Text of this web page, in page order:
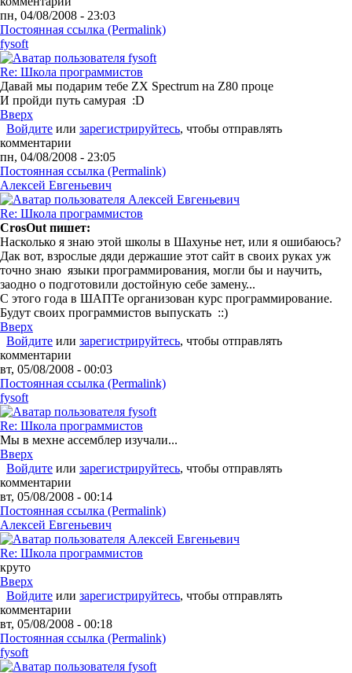
пн, 04/08/2008 - 23:03
Постоянная ссылка (Permalink)
fysoft
Re: Школа программистов
Давай мы подарим тебе ZX Spectrum на Z80 проце
И пройди путь самурая :D
Вверх
Войдите или зарегистрируйтесь, чтобы отправлять
комментарии
пн, 04/08/2008 - 23:05
Постоянная ссылка (Permalink)
Алексей Евгеньевич
Re: Школа программистов
CrosOut пишет:
Насколько я знаю этой школы в Шахунье нет, или я ошибаюсь?
Дак вот, взрослые дяди держашие этот сайт в своих руках уж
точно знаю языки программирования, могли бы и научить,
заодно о подготовили достойную себе замену...
С этого года в ШАПТе организован курс программирование.
Будут своих программистов выпускать ::)
Вверх
Войдите или зарегистрируйтесь, чтобы отправлять
комментарии
вт, 05/08/2008 - 00:03
Постоянная ссылка (Permalink)
fysoft
Re: Школа программистов
Мы в мехне ассемблер изучали...
Вверх
Войдите или зарегистрируйтесь, чтобы отправлять
комментарии
вт, 05/08/2008 - 00:14
Постоянная ссылка (Permalink)
Алексей Евгеньевич
Re: Школа программистов
круто
Вверх
Войдите или зарегистрируйтесь, чтобы отправлять
комментарии
вт, 05/08/2008 - 00:18
Постоянная ссылка (Permalink)
fysoft